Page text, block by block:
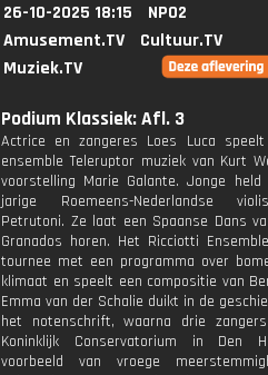
26-10-2025 18:15
NPO2
Amusement.TV
Cultuur.TV
Muziek.TV
Podium Klassiek: Afl. 3
Actrice en zangeres Loes Luca
ensemble Teleruptor muziek van Kurt
voorstelling Marie Galante. Jonge
jarige Roemeens-Nederlandse
Petrutoni. Ze laat een Spaanse Dans
Granados horen. Het Ricciotti
tournee met een programma over
klimaat en speelt een compositie van
Emma van der Schalie duikt in de
het notenschrift, waarna drie
Koninklijk Conservatorium in Den
voorbeeld van vroege